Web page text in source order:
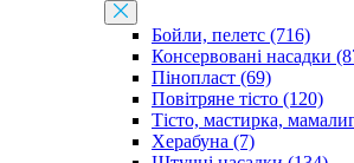
Бойли, пелетс (716)
Консервовані насадки
Пінопласт (69)
Повітряне тісто (120)
Тісто, мастирка,
Херабуна (7)